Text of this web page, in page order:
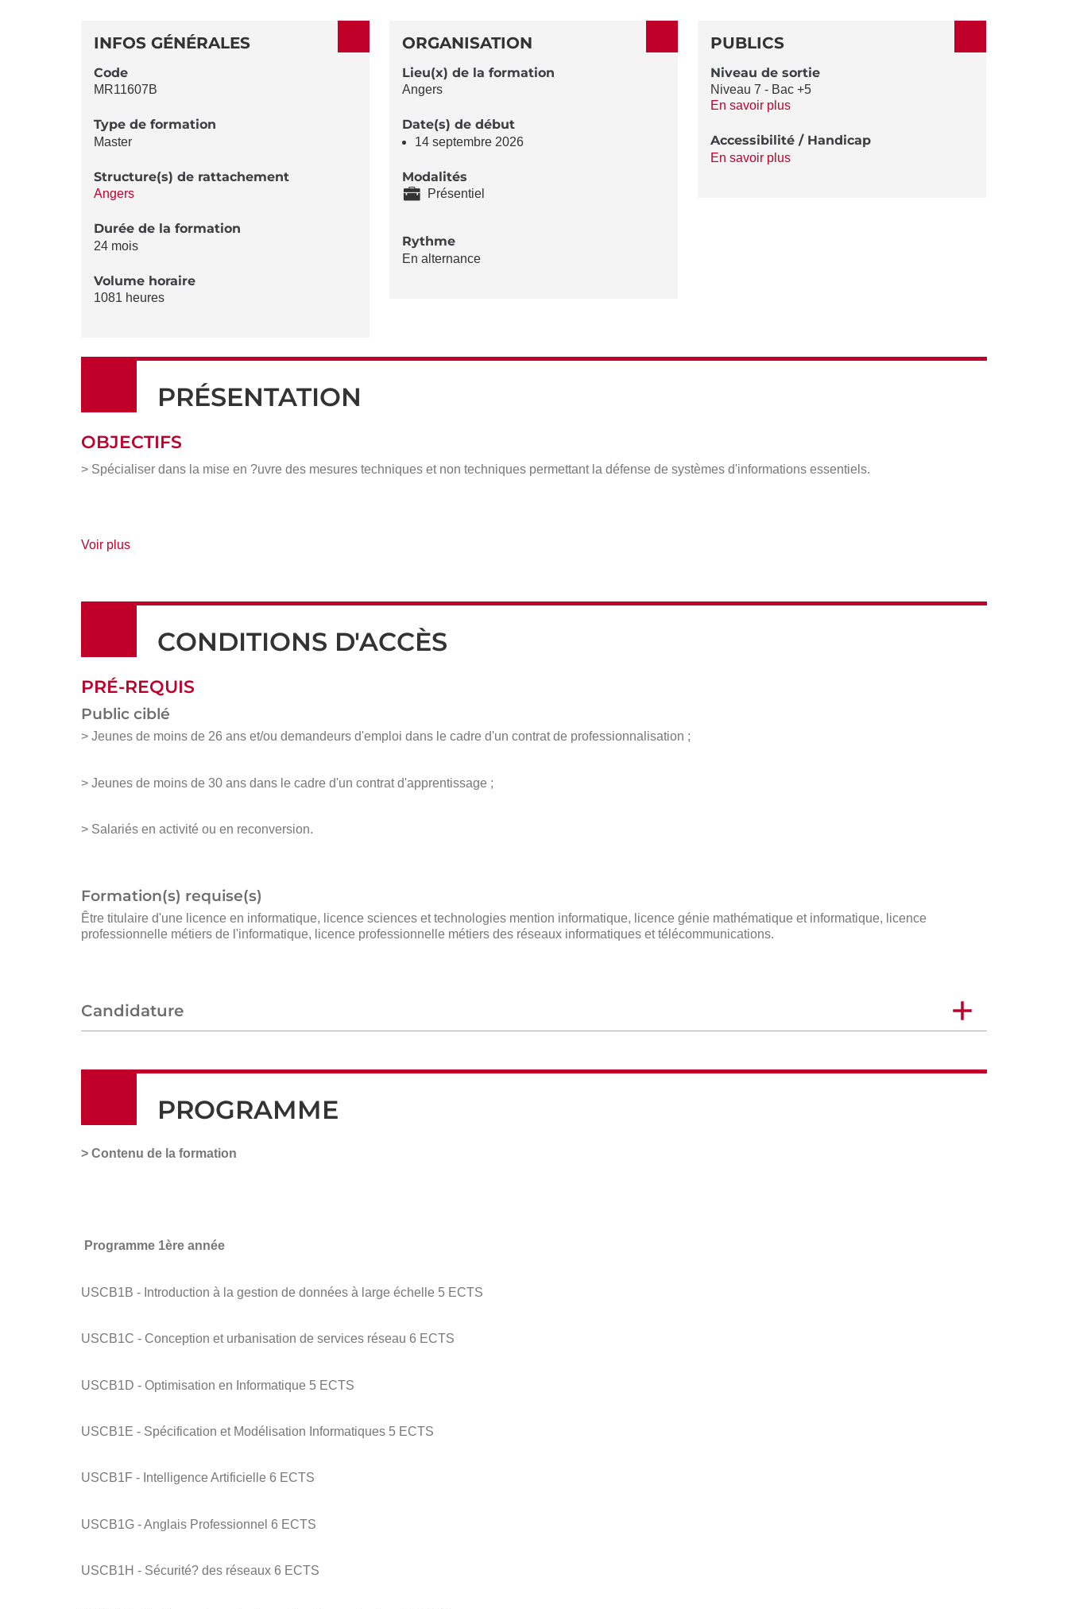
DE
LA
ACTIONS
DÉTAILS
INFOS GÉNÉRALES
Code
MR11607B
Type de formation
Master
Structure(s) de rattachement
Angers
Durée de la formation
24 mois
Volume horaire
1081 heures
ORGANISATION
Lieu(x) de la formation
Angers
Date(s) de début
14 septembre 2026
Modalités
Présentiel
Rythme
En alternance
PUBLICS
Niveau de sortie
Niveau 7 - Bac +5
En savoir plus
Accessibilité / Handicap
En savoir plus
PRÉSENTATION
OBJECTIFS
> Spécialiser dans la mise en ?uvre des mesures techniques et non techniques permettant la défense de systèmes d'informations essentiels.
Voir plusde
CONDITIONS D'ACCÈS
PRÉ-REQUIS
Public ciblé
> Jeunes de moins de 26 ans et/ou demandeurs d'emploi dans le cadre d'un contrat de professionnalisation ;
> Jeunes de moins de 30 ans dans le cadre d'un contrat d'apprentissage ;
> Salariés en activité ou en reconversion.
Formation(s) requise(s)
Être titulaire d'une licence en informatique, licence sciences et technologies mention informatique, licence génie mathématique et informatique, licence
professionnelle métiers de l'informatique, licence professionnelle métiers des réseaux informatiques et télécommunications.
Candidature
PROGRAMME
> Contenu de la formation
Programme 1ère année
USCB1B - Introduction à la gestion de données à large échelle 5 ECTS
USCB1C - Conception et urbanisation de services réseau 6 ECTS
USCB1D - Optimisation en Informatique 5 ECTS
USCB1E - Spécification et Modélisation Informatiques 5 ECTS
USCB1F - Intelligence Artificielle 6 ECTS
USCB1G - Anglais Professionnel 6 ECTS
USCB1H - Sécurité? des réseaux 6 ECTS